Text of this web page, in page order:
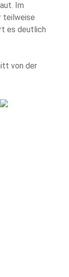
Im
teilweise
es deutlich
von der